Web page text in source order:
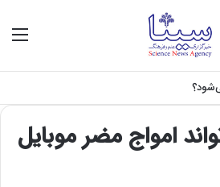
امواج مضر موبایل